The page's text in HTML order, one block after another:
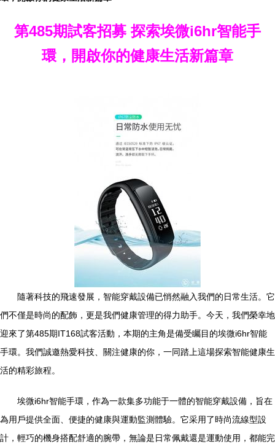
第485期試客招募 探索埃微i6hr智能手
環，開啟你的健康生活新篇章
隨著科技的飛速發展，智能穿戴設備已悄然融入我們的日常生活。它
們不僅是時尚的配飾，更是我們健康管理的得力助手。今天，我們榮幸地
迎來了第485期IT168試客活動，本期的主角是備受矚目的埃微i6hr智能
手環。我們誠邀熱愛科技、關注健康的你，一同踏上這場探索智能健康生
活的精彩旅程。
埃微i6hr智能手環，作為一款集多功能于一體的智能穿戴設備，旨在
為用戶提供全面、便捷的健康與運動監測體驗。它采用了時尚流線型設
計，輕巧的機身搭配舒適的腕帶，無論是日常佩戴還是運動使用，都能完